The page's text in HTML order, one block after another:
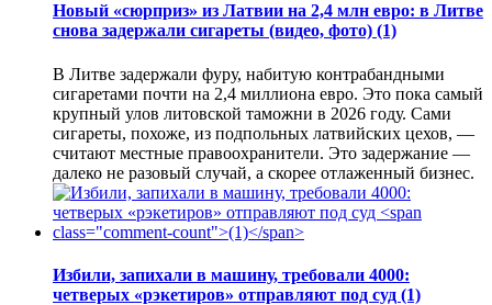
Новый «сюрприз» из Латвии на 2,4 млн евро: в Литве
снова задержали сигареты (видео, фото) (1)
В Литве задержали фуру, набитую контрабандными
сигаретами почти на 2,4 миллиона евро. Это пока самый
крупный улов литовской таможни в 2026 году. Сами
сигареты, похоже, из подпольных латвийских цехов, —
считают местные правоохранители. Это задержание —
далеко не разовый случай, а скорее отлаженный бизнес.
Избили, запихали в машину, требовали 4000:
четверых «рэкетиров» отправляют под суд (1)